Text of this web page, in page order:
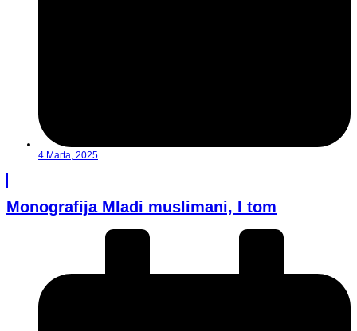
4 Marta, 2025
Monografija Mladi muslimani, I tom